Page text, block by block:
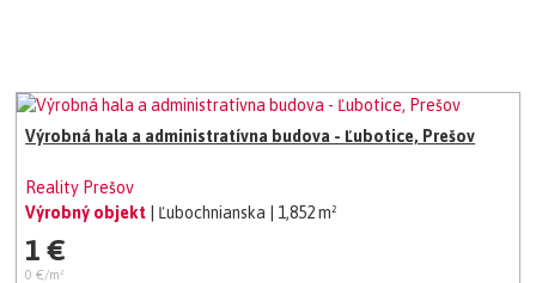
Výrobná hala a administratívna budova - Ľubotice, Prešov
Reality Prešov
Výrobný objekt
| Ľubochnianska | 1,852 m²
1 €
0 €/m²